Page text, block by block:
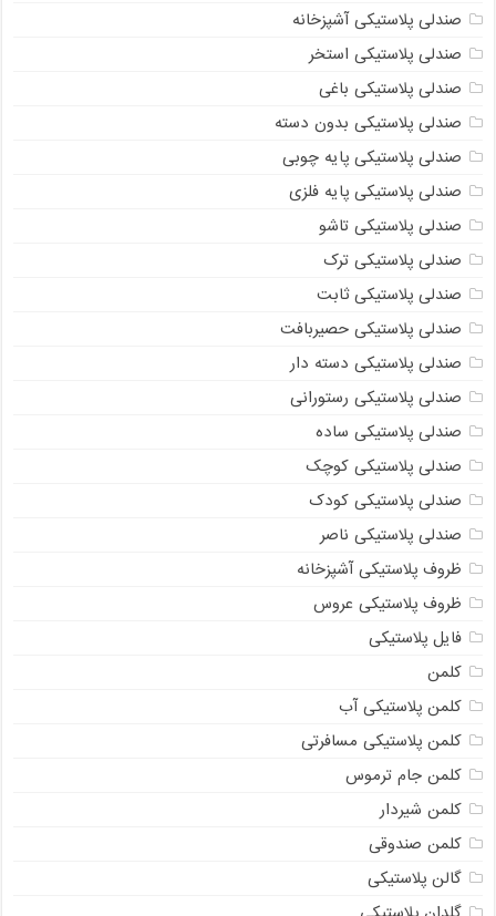
صندلی پلاستیکی آشپزخانه
صندلی پلاستیکی استخر
صندلی پلاستیکی باغی
صندلی پلاستیکی بدون دسته
صندلی پلاستیکی پایه چوبی
صندلی پلاستیکی پایه فلزی
صندلی پلاستیکی تاشو
صندلی پلاستیکی ترک
صندلی پلاستیکی ثابت
صندلی پلاستیکی حصیربافت
صندلی پلاستیکی دسته دار
صندلی پلاستیکی رستورانی
صندلی پلاستیکی ساده
صندلی پلاستیکی کوچک
صندلی پلاستیکی کودک
صندلی پلاستیکی ناصر
ظروف پلاستیکی آشپزخانه
ظروف پلاستیکی عروس
فایل پلاستیکی
کلمن
کلمن پلاستیکی آب
کلمن پلاستیکی مسافرتی
کلمن جام ترموس
کلمن شیردار
کلمن صندوقی
گالن پلاستیکی